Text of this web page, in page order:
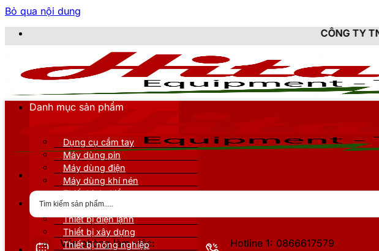
Bỏ qua nội dung
CÔNG TY TNHH THIẾT BỊ
Văn phòng làm việc:
Hotline 1: 0866617579
Danh mục sản phẩm
Dụng cụ cầm tay
Máy dùng pin
Máy dùng điện
Máy dùng khí nén
Thiết bị đo kiểm
Thiết bị nâng đỡ
Thiết bị điện lạnh
Thiết bị xây dựng
Thiết bị nông nghiệp